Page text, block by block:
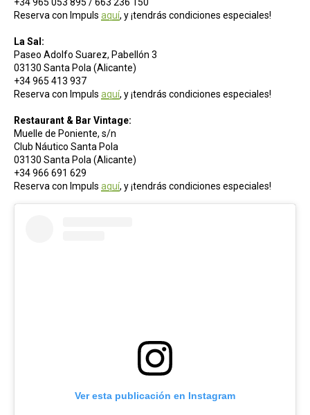
Reserva con Impuls aquí, y ¡tendrás condiciones especiales!
La Sal:
Paseo Adolfo Suarez, Pabellón 3
03130 Santa Pola (Alicante)
+34 965 413 937
Reserva con Impuls aquí, y ¡tendrás condiciones especiales!
Restaurant & Bar Vintage:
Muelle de Poniente, s/n
Club Náutico Santa Pola
03130 Santa Pola (Alicante)
+34 966 691 629
Reserva con Impuls aquí, y ¡tendrás condiciones especiales!
Ver esta publicación en Instagram